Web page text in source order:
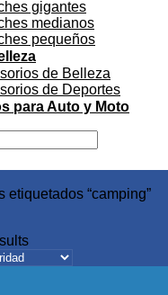
gigantes
medianos
pequeños
de Belleza
de Deportes
para Auto y Moto
etiquetados “camping”